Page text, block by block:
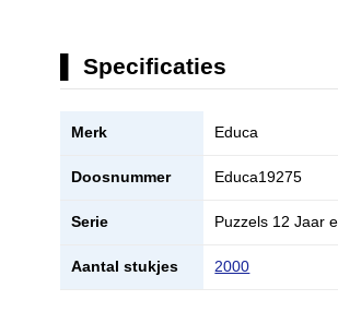
Specificaties
Merk Educa
Doosnummer Educa19275
Serie Puzzels 12 Jaar
Aantal stukjes 2000